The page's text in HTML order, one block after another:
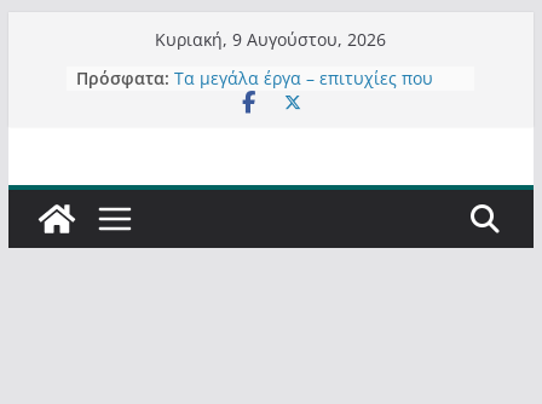
περιεχόμενο
Κυριακή, 9 Αυγούστου, 2026
Πρόσφατα: Τα μεγάλα έργα – επιτυχίες που
“μεταμορφώνουν” την Καστοριά,
Έρχεται Beer Festival & Walk in the